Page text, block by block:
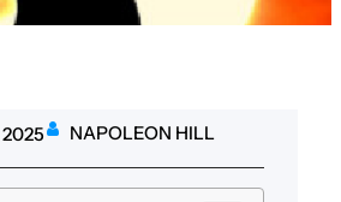
NAPOLEON HILL